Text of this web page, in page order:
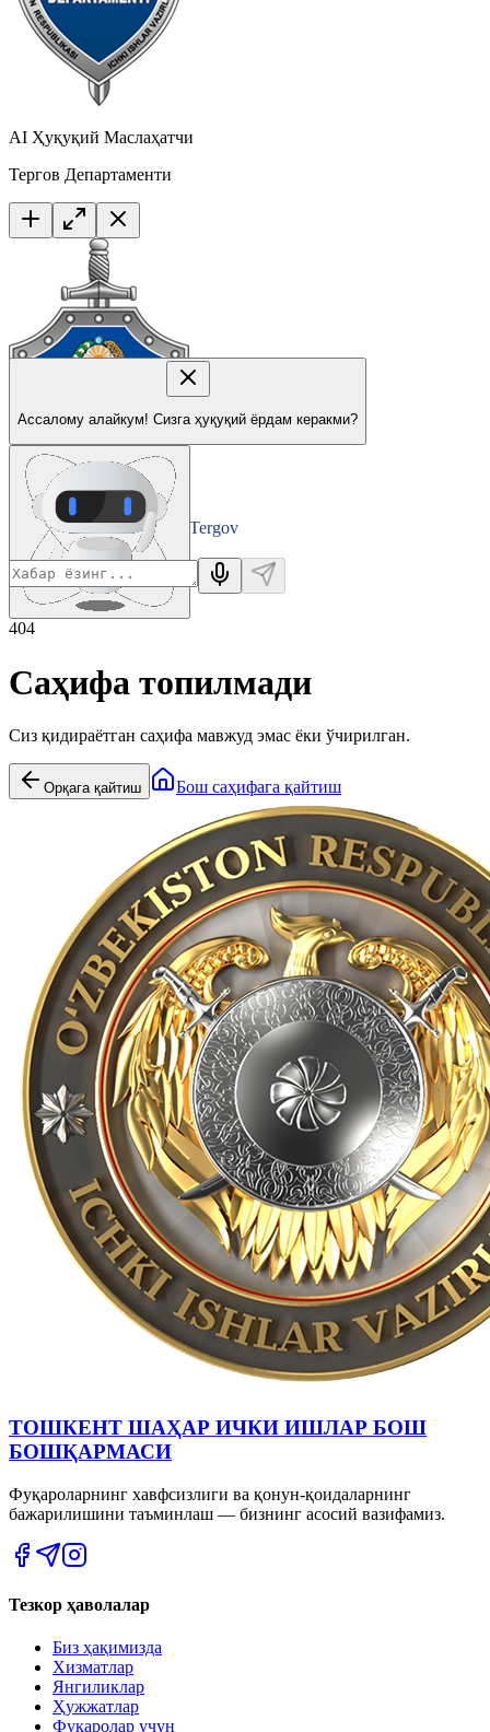
AI Ҳуқуқий Маслаҳатчи
Тергов Департаменти
Tergov
Departamenti
Ассалому алайкум! Сизга ҳуқуқий ёрдам керакми?
404
Саҳифа топилмади
Сиз қидираётган саҳифа мавжуд эмас ёки ўчирилган.
Орқага қайтиш Бош саҳифага қайтиш
ТОШКЕНТ ШАҲАР ИЧКИ ИШЛАР БОШ
БОШҚАРМАСИ
Фуқароларнинг хавфсизлиги ва қонун-қоидаларнинг
бажарилишини таъминлаш — бизнинг асосий вазифамиз.
Тезкор ҳаволалар
Биз ҳақимизда
Хизматлар
Янгиликлар
Ҳужжатлар
Фуқаролар учун